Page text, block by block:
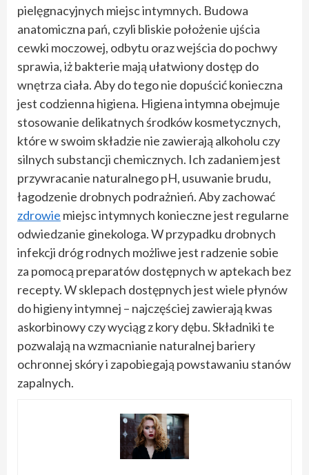
pielęgnacyjnych miejsc intymnych. Budowa
anatomiczna pań, czyli bliskie położenie ujścia
cewki moczowej, odbytu oraz wejścia do pochwy
sprawia, iż bakterie mają ułatwiony dostęp do
wnętrza ciała. Aby do tego nie dopuścić konieczna
jest codzienna higiena. Higiena intymna obejmuje
stosowanie delikatnych środków kosmetycznych,
które w swoim składzie nie zawierają alkoholu czy
silnych substancji chemicznych. Ich zadaniem jest
przywracanie naturalnego pH, usuwanie brudu,
łagodzenie drobnych podrażnień. Aby zachować
zdrowie miejsc intymnych konieczne jest regularne
odwiedzanie ginekologa. W przypadku drobnych
infekcji dróg rodnych możliwe jest radzenie sobie
za pomocą preparatów dostępnych w aptekach bez
recepty. W sklepach dostępnych jest wiele płynów
do higieny intymnej – najczęściej zawierają kwas
askorbinowy czy wyciąg z kory dębu. Składniki te
pozwalają na wzmacnianie naturalnej bariery
ochronnej skóry i zapobiegają powstawaniu stanów
zapalnych.